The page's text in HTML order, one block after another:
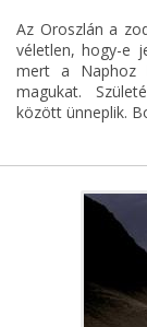
Az Oroszlán a
véletlen, hogy-e
mert a Naphoz
magukat.
között ünneplik.